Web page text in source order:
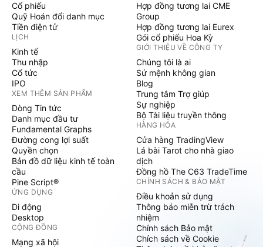
Cổ phiếu
Quỹ Hoán đổi danh mục
Tiền điện tử
LỊCH
Kinh tế
Thu nhập
Cổ tức
IPO
XEM THÊM SẢN PHẨM
Dòng Tin tức
Danh mục đầu tư
Fundamental Graphs
Đường cong lợi suất
Quyền chọn
Bản đồ dữ liệu kinh tế toàn
cầu
Pine Script®
ỨNG DỤNG
Di động
Desktop
CỘNG ĐỒNG
Mạng xã hội
Hợp đồng tương lai CME
Group
Hợp đồng tương lai Eurex
Gói cổ phiếu Hoa Kỳ
GIỚI THIỆU VỀ CÔNG TY
Chúng tôi là ai
Sứ mệnh không gian
Blog
Trung tâm Trợ giúp
Sự nghiệp
Bộ Tài liệu truyền thông
HÀNG HÓA
Cửa hàng TradingView
Lá bài Tarot cho nhà giao
dịch
Đồng hồ The C63 TradeTime
CHÍNH SÁCH & BẢO MẬT
Điều khoản sử dụng
Thông báo miễn trừ trách
nhiệm
Chính sách Bảo mật
Chích sách về Cookie